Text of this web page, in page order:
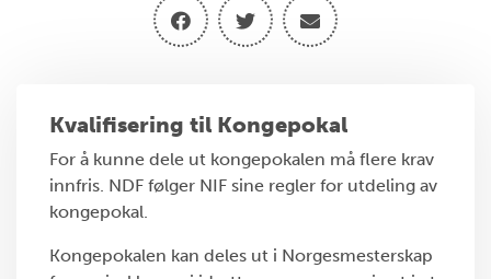
Kvalifisering til Kongepokal
For å kunne dele ut kongepokalen må flere krav
innfris. NDF følger NIF sine regler for utdeling av
kongepokal.
Kongepokalen kan deles ut i Norgesmesterskap